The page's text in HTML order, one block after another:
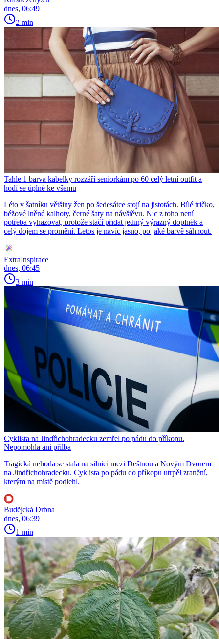
dnes, 06:49
2 min
Tahle 1 barva kabelky rozzáří seniorkám po 60 celý letní outfit a
hodí se úplně ke všemu
Léto v šatníku většiny žen po šedesátce stojí na jistotách. Bílé tričko,
béžové lněné kalhoty, černé šaty na návštěvu. Nic z toho není
potřeba vyhazovat, protože stačí přidat jediný výrazný doplněk a
celý dojem se promění. Letos je navíc jasno, po jaké barvě sáhnout.
ExtraInspirace
dnes, 06:45
3 min
Cyklista na Jindřichohradecku zemřel po pádu do příkopu.
Nepomohla ani přilba
Tragická nehoda se stala na silnici mezi Deštnou a Novým Dvorem
na Jindřichohradecku. Cyklista po pádu do příkopu utrpěl zranění,
kterým na místě podlehl.
Budějcká Drbna
dnes, 06:39
1 min